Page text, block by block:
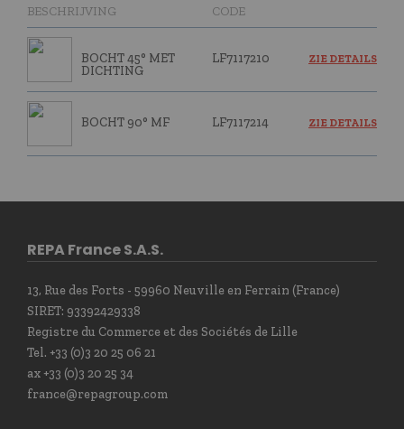
BESCHRIJVING CODE
BOCHT 45° MET
DICHTING
LF7117210 ZIE DETAILS
BOCHT 90° MF LF7117214 ZIE DETAILS
REPA France S.A.S.
13, Rue des Forts - 59960 Neuville en Ferrain (France)
SIRET: 93392429338
Registre du Commerce et des Sociétés de Lille
Tel. +33 (0)3 20 25 06 21
ax +33 (0)3 20 25 34
france@repagroup.com